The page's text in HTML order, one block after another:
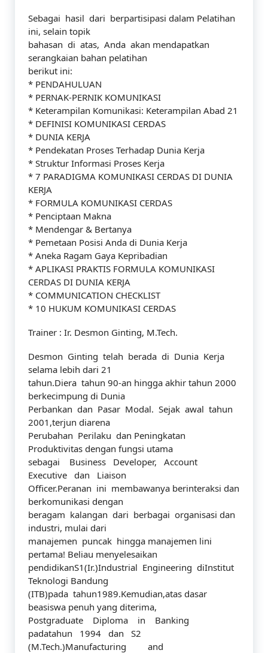
Sebagai hasil dari berpartisipasi dalam Pelatihan
ini, selain topik
bahasan di atas, Anda akan mendapatkan
serangkaian bahan pelatihan
berikut ini:
* PENDAHULUAN
* PERNAK-PERNIK KOMUNIKASI
* Keterampilan Komunikasi: Keterampilan Abad 21
* DEFINISI KOMUNIKASI CERDAS
* DUNIA KERJA
* Pendekatan Proses Terhadap Dunia Kerja
* Struktur Informasi Proses Kerja
* 7 PARADIGMA KOMUNIKASI CERDAS DI DUNIA
KERJA
* FORMULA KOMUNIKASI CERDAS
* Penciptaan Makna
* Mendengar & Bertanya
* Pemetaan Posisi Anda di Dunia Kerja
* Aneka Ragam Gaya Kepribadian
* APLIKASI PRAKTIS FORMULA KOMUNIKASI
CERDAS DI DUNIA KERJA
* COMMUNICATION CHECKLIST
* 10 HUKUM KOMUNIKASI CERDAS
Trainer : Ir. Desmon Ginting, M.Tech.
Desmon Ginting telah berada di Dunia Kerja
selama lebih dari 21
tahun.Diera tahun 90-an hingga akhir tahun 2000
berkecimpung di Dunia
Perbankan dan Pasar Modal. Sejak awal tahun
2001,terjun diarena
Perubahan Perilaku dan Peningkatan
Produktivitas dengan fungsi utama
sebagai Business Developer, Account
Executive dan Liaison
Officer.Peranan ini membawanya berinteraksi dan
berkomunikasi dengan
beragam kalangan dari berbagai organisasi dan
industri, mulai dari
manajemen puncak hingga manajemen lini
pertama! Beliau menyelesaikan
pendidikanS1(Ir.)Industrial Engineering diInstitut
Teknologi Bandung
(ITB)pada tahun1989.Kemudian,atas dasar
beasiswa penuh yang diterima,
Postgraduate Diploma in Banking
padatahun 1994 dan S2
(M.Tech.)Manufacturing and